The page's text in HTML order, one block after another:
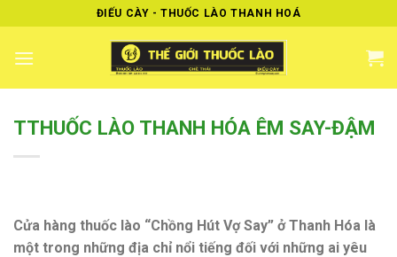
to
content
ĐIẾU CÀY - THUỐC LÀO THANH HOÁ
TTHUỐC LÀO THANH HÓA ÊM SAY-ĐẬM
Cửa hàng thuốc lào “Chồng Hút Vợ Say” ở Thanh Hóa là
một trong những địa chỉ nổi tiếng đối với những ai yêu